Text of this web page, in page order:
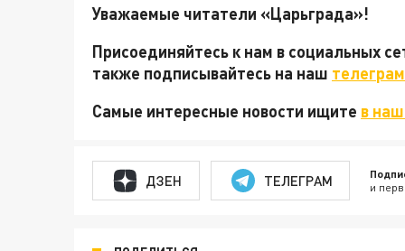
Уважаемые читатели «Царьграда»!
Присоединяйтесь к нам в социальных
также подписывайтесь на наш
Самые интересные новости ищите в
ДЗЕН ТЕЛЕГРАМ и